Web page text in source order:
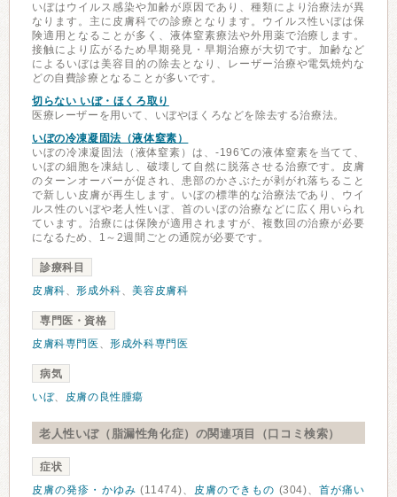
いぼはウイルス感染や加齢が原因であり、種類により治療法が異
なります。主に皮膚科での診療となります。ウイルス性いぼは保
険適用となることが多く、液体窒素療法や外用薬で治療します。
接触により広がるため早期発見・早期治療が大切です。加齢など
によるいぼは美容目的の除去となり、レーザー治療や電気焼灼な
どの自費診療となることが多いです。
切らない いぼ・ほくろ取り
医療レーザーを用いて、いぼやほくろなどを除去する治療法。
いぼの冷凍凝固法（液体窒素）
いぼの冷凍凝固法（液体窒素）は、-196℃の液体窒素を当てて、
いぼの細胞を凍結し、破壊して自然に脱落させる治療です。皮膚
のターンオーバーが促され、患部のかさぶたが剥がれ落ちること
で新しい皮膚が再生します。いぼの標準的な治療法であり、ウイ
ルス性のいぼや老人性いぼ、首のいぼの治療などに広く用いられ
ています。治療には保険が適用されますが、複数回の治療が必要
になるため、1～2週間ごとの通院が必要です。
診療科目
皮膚科、形成外科、美容皮膚科
専門医・資格
皮膚科専門医 、形成外科専門医
病気
いぼ、 皮膚の良性腫瘍
老人性いぼ（脂漏性角化症）の関連項目（口コミ検索）
症状
皮膚の発疹・かゆみ (11474)、 皮膚のできもの (304)、首が痛い